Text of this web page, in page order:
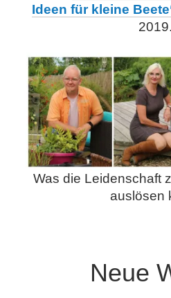
Ideen für kleine
2019.
Was die Leidenschaft
auslösen
Neue